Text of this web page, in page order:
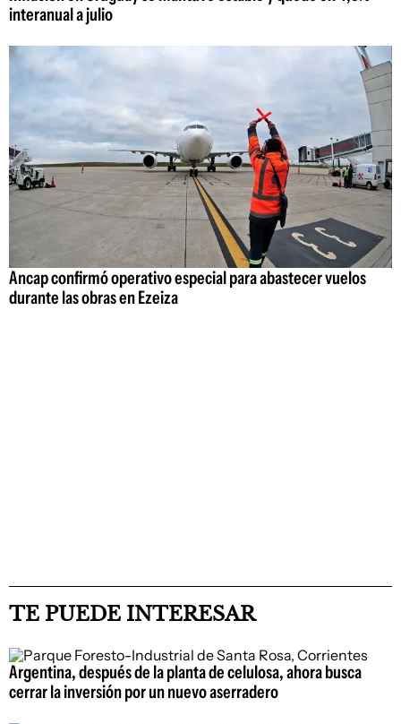
interanual a julio
Ancap confirmó operativo especial para abastecer vuelos
durante las obras en Ezeiza
TE PUEDE INTERESAR
Argentina, después de la planta de celulosa, ahora busca
cerrar la inversión por un nuevo aserradero